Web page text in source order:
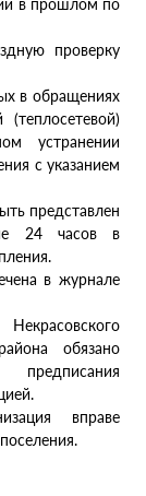
проверку
в обращениях
устранении
с указанием
представлен
24 часов в
в журнале
обязано
вправе